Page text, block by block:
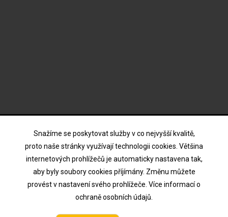
Snažíme se poskytovat služby v co nejvyšší kvalitě,
proto naše stránky využívají technologii cookies. Většina
internetových prohlížečů je automaticky nastavena tak,
aby byly soubory cookies příjímány. Změnu můžete
provést v nastavení svého prohlížeče. Více informací o
ochraně osobních údajů.
Souhlasím s podmínkami a zásadami ochrany osobních
údajů